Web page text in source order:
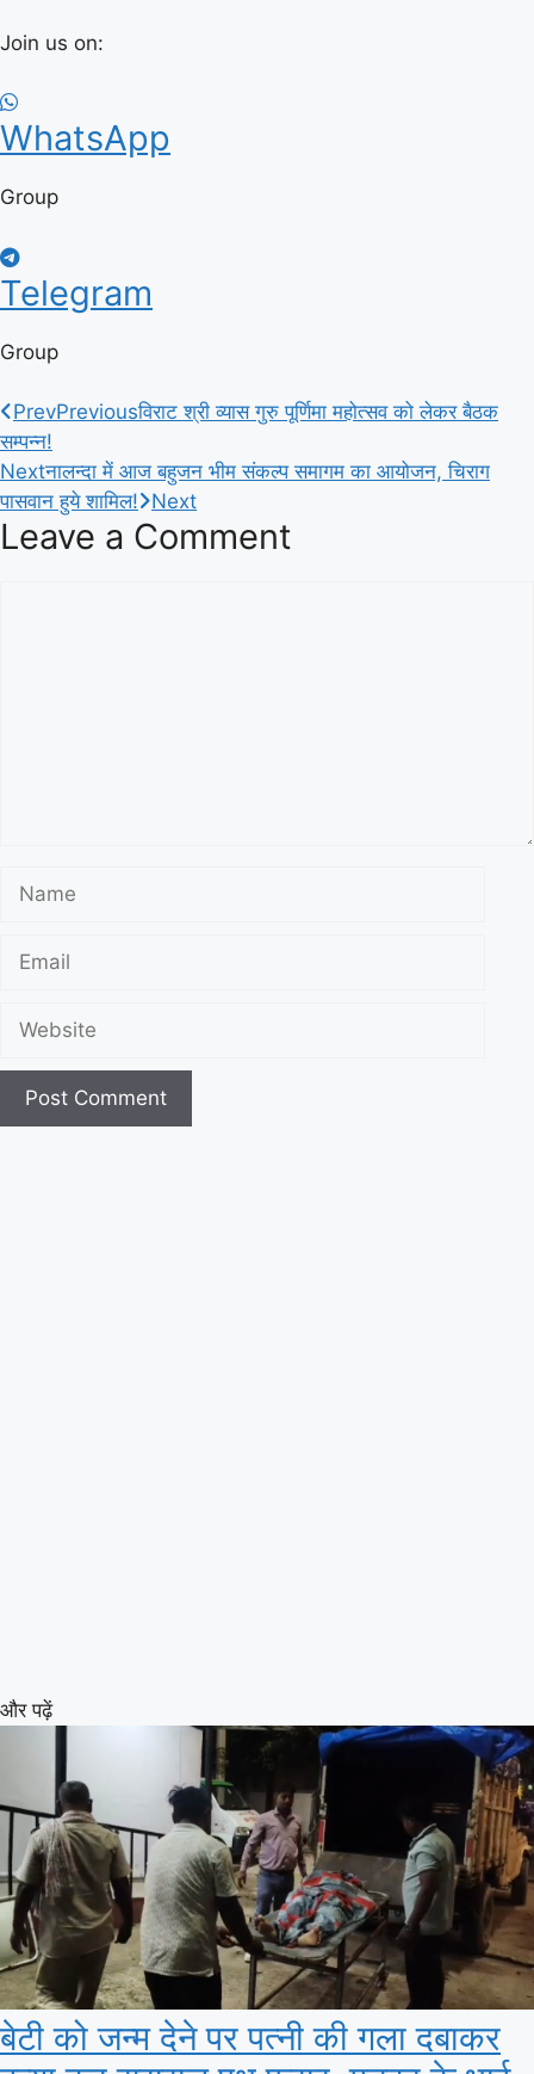
Join us on:
WhatsApp
Group
Telegram
Group
PrevPreviousविराट श्री व्यास गुरु पूर्णिमा महोत्सव को लेकर बैठक
सम्पन्न!
Nextनालन्दा में आज बहुजन भीम संकल्प समागम का आयोजन, चिराग
पासवान हुये शामिल!
Next
Leave a Comment
Name
Email
Website
और पढ़ें
बेटी को जन्म देने पर पत्नी की गला दबाकर